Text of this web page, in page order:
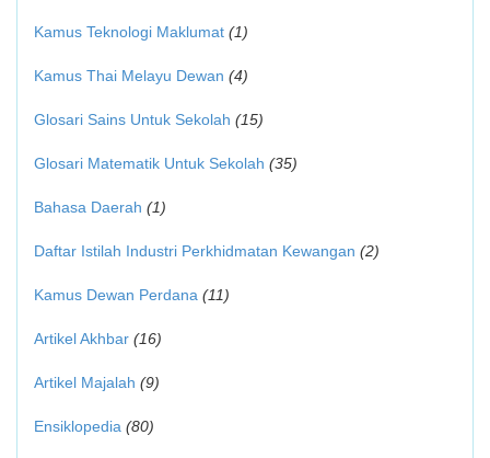
Kamus Teknologi Maklumat (1)
Kamus Thai Melayu Dewan (4)
Glosari Sains Untuk Sekolah (15)
Glosari Matematik Untuk Sekolah (35)
Bahasa Daerah (1)
Daftar Istilah Industri Perkhidmatan Kewangan (2)
Kamus Dewan Perdana (11)
Artikel Akhbar (16)
Artikel Majalah (9)
Ensiklopedia (80)